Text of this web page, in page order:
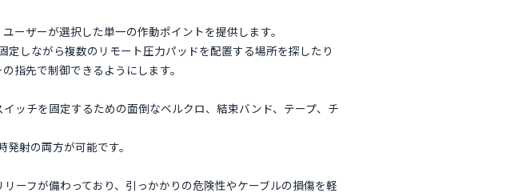
ーザーが選択した単一の作動ポイントを提供します。
しながら複数のリモート圧力パッドを配置する場所を探したり
指先で制御できるようにします。
ッチを固定するための面倒なベルクロ、結束バンド、テープ、チ
射の両方が可能です。
ーフが備わっており、引っかかりの危険性やケーブルの損傷を軽